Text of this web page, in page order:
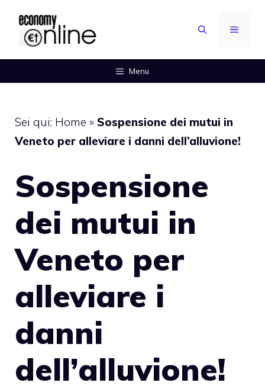
contenuto
MENU
Menu
Sei qui: Home » Sospensione dei mutui in
Veneto per alleviare i danni dell’alluvione!
Sospensione
dei mutui in
Veneto per
alleviare i
danni
dell’alluvione!